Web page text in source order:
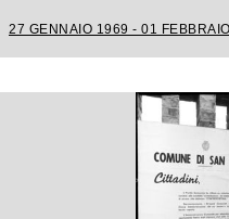
27 GENNAIO 1969 - 01